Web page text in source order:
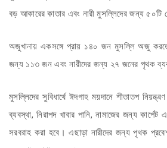
বড় আকারের কাতার এবং নারী মুসল্লিদের জন্য ৫০টি
অজুখানায় একসঙ্গে প্রায় ১৪০ জন মুসল্লি অজু
জন্য ১১৩ জন এবং নারীদের জন্য ২৭ জনের পৃথক
মুসল্লিদের সুবিধার্থে ঈদগাহ ময়দানে শীতাতপ
ব্যবস্থা, নিরাপদ খাবার পানি, নামাজের জন্য
সরবরাহ করা হবে। এছাড়া নারীদের জন্য পৃথক